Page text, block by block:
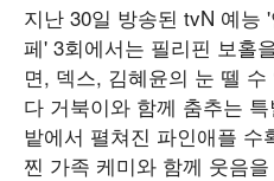
지난 30일 방송된 tvN 예능
페' 3회에서는 필리핀 보홀
면, 덱스, 김혜윤의 눈 뗄
다 거북이와 함께 춤추는
밭에서 펼쳐진 파인애플
찐 가족 케미와 함께 웃음